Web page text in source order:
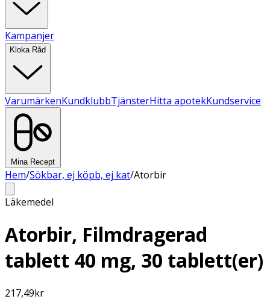
Kampanjer
Kloka Råd
VarumärkenKundklubbTjänsterHitta apotekKundservice
Mina Recept
Hem/Sökbar, ej köpb, ej kat/Atorbir
Läkemedel
Atorbir, Filmdragerad
tablett 40 mg, 30 tablett(er)
217,49kr